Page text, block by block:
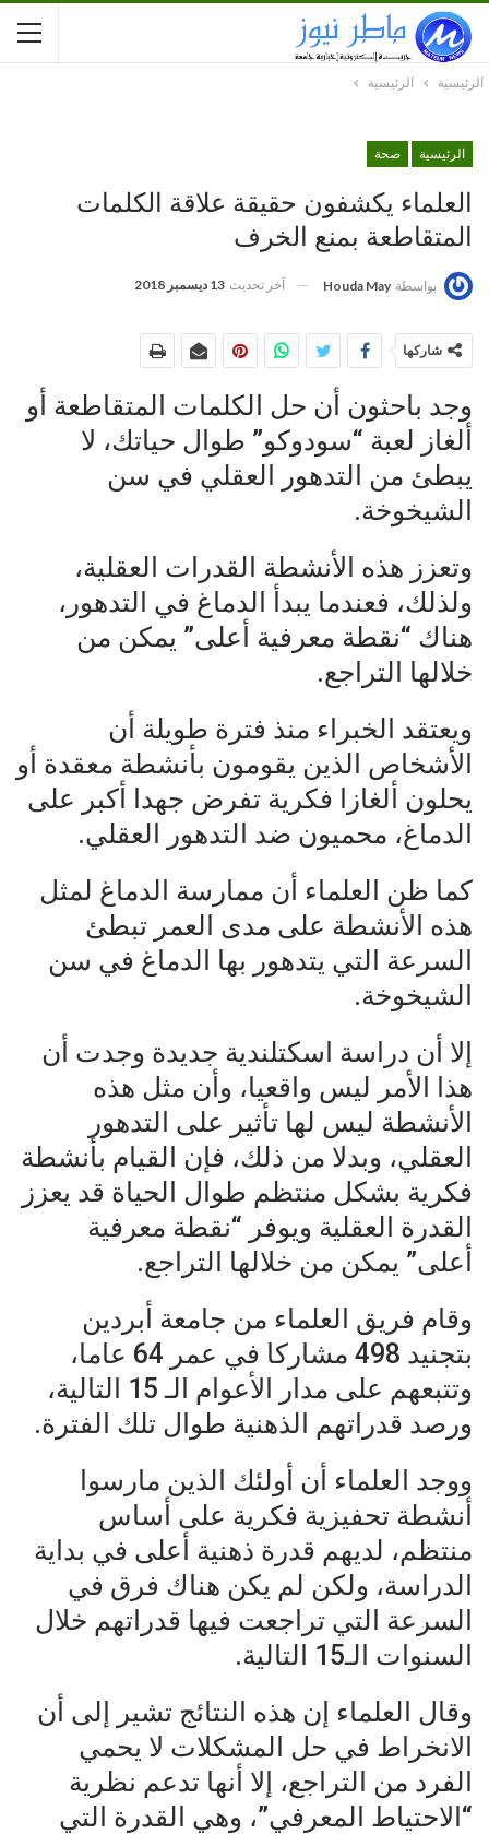
الرئيسية الرئيسية
الرئيسية صحة
العلماء يكشفون حقيقة علاقة الكلمات
المتقاطعة بمنع الخرف
بواسطة Houda May آخر تحديث 13 ديسمبر 2018
شاركها
وجد باحثون أن حل الكلمات المتقاطعة أو
ألغاز لعبة “سودوكو” طوال حياتك، لا
يبطئ من التدهور العقلي في سن
الشيخوخة.
وتعزز هذه الأنشطة القدرات العقلية،
ولذلك، فعندما يبدأ الدماغ في التدهور،
هناك “نقطة معرفية أعلى” يمكن من
خلالها التراجع.
ويعتقد الخبراء منذ فترة طويلة أن
الأشخاص الذين يقومون بأنشطة معقدة أو
يحلون ألغازا فكرية تفرض جهدا أكبر على
الدماغ، محميون ضد التدهور العقلي.
كما ظن العلماء أن ممارسة الدماغ لمثل
هذه الأنشطة على مدى العمر تبطئ
السرعة التي يتدهور بها الدماغ في سن
الشيخوخة.
إلا أن دراسة اسكتلندية جديدة وجدت أن
هذا الأمر ليس واقعيا، وأن مثل هذه
الأنشطة ليس لها تأثير على التدهور
العقلي، وبدلا من ذلك، فإن القيام بأنشطة
فكرية بشكل منتظم طوال الحياة قد يعزز
القدرة العقلية ويوفر “نقطة معرفية
أعلى” يمكن من خلالها التراجع.
وقام فريق العلماء من جامعة أبردين
بتجنيد 498 مشاركا في عمر 64 عاما،
وتتبعهم على مدار الأعوام الـ 15 التالية،
ورصد قدراتهم الذهنية طوال تلك الفترة.
ووجد العلماء أن أولئك الذين مارسوا
أنشطة تحفيزية فكرية على أساس
منتظم، لديهم قدرة ذهنية أعلى في بداية
الدراسة، ولكن لم يكن هناك فرق في
السرعة التي تراجعت فيها قدراتهم خلال
السنوات الـ15 التالية.
وقال العلماء إن هذه النتائج تشير إلى أن
الانخراط في حل المشكلات لا يحمي
الفرد من التراجع، إلا أنها تدعم نظرية
“الاحتياط المعرفي”، وهي القدرة التي